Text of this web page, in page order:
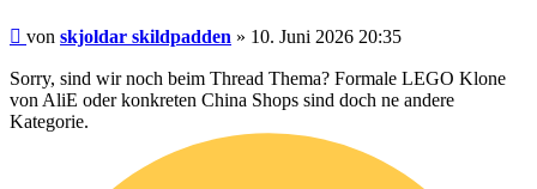
Beitrag
von skjoldar skildpadden » 10. Juni 2026 20:35
Sorry, sind wir noch beim Thread Thema? Formale LEGO Klone
von AliE oder konkreten China Shops sind doch ne andere
Kategorie.